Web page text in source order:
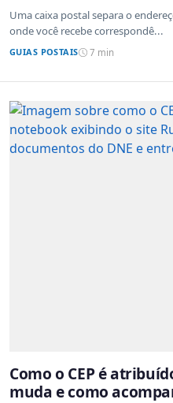
Uma caixa postal separa o
onde você recebe correspondê...
GUIAS POSTAIS 7 min
Como o CEP é
muda e como